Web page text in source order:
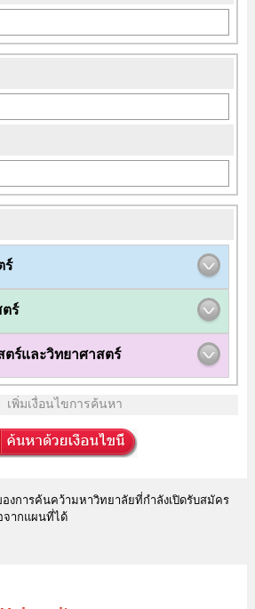
ร์
ร์
ร์และวิทยาศาสตร์
เพิ่มเงื่อนไขการค้นหา
งการค้นคว้ามหาวิทยาลัยที่กำลังเปิดรับสมัคร
จากแผนที่ได้